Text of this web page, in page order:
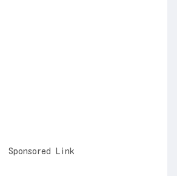
Sponsored Link